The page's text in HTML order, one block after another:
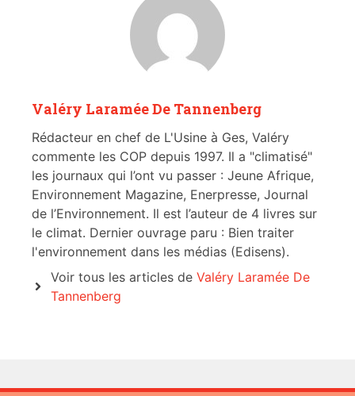
Valéry Laramée De Tannenberg
Rédacteur en chef de L'Usine à Ges, Valéry
commente les COP depuis 1997. Il a "climatisé"
les journaux qui l’ont vu passer : Jeune Afrique,
Environnement Magazine, Enerpresse, Journal
de l’Environnement. Il est l’auteur de 4 livres sur
le climat. Dernier ouvrage paru : Bien traiter
l'environnement dans les médias (Edisens).
Voir tous les articles de Valéry Laramée De
Tannenberg